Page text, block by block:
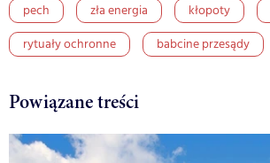
pech zła energia kłopoty
rytuały ochronne
babcine przesądy
Powiązane treści